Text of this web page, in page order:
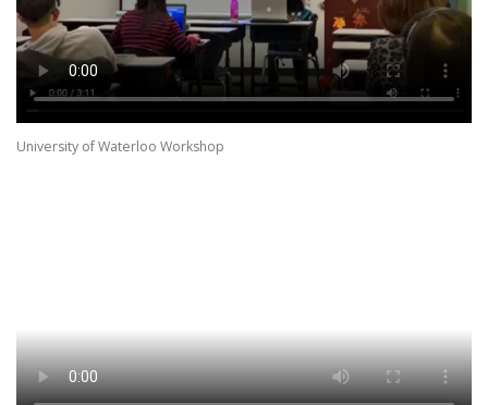
University of Waterloo Workshop